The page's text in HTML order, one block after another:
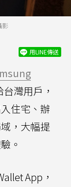
影
用LINE傳送
台灣用戶，
住宅、辦
，大幅提
。
App，